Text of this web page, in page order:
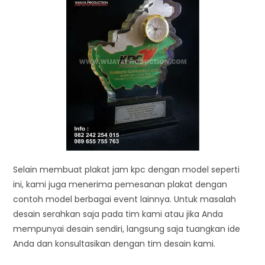
Selain membuat plakat jam kpc dengan model seperti
ini, kami juga menerima pemesanan plakat dengan
contoh model berbagai event lainnya. Untuk masalah
desain serahkan saja pada tim kami atau jika Anda
mempunyai desain sendiri, langsung saja tuangkan ide
Anda dan konsultasikan dengan tim desain kami.